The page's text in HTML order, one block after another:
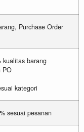
Purchase Order
kualitas barang
PO
kategori
sesuai pesanan